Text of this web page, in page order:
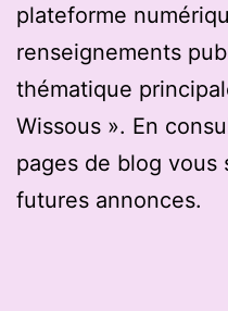
plateforme
renseignements
thématique
Wissous ». En
pages de blog vous
futures annonces.